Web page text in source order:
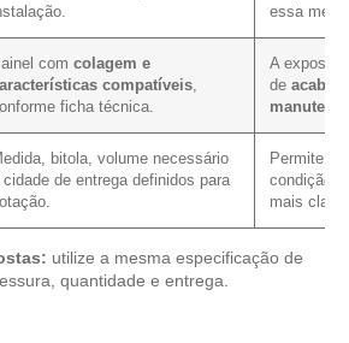
essa
com colagem e
compatíveis
ficha técnica.
A
de
bitola, volume necessário
cidade de entrega definidos para
Permite
condição
mais
utilize a mesma especificação de
quantidade e entrega.